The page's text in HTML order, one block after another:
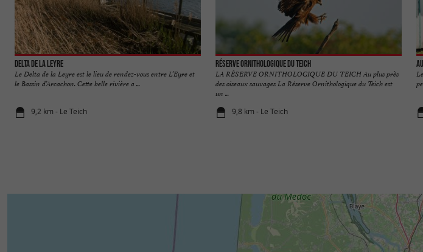
Delta de la Leyre
Le Delta de la Leyre est le lieu de rendez-vous entre L’Eyre et
le Bassin d’Arcachon. Cette belle rivière a ...
9,2 km - Le Teich
Réserve Orni­thologique du Teich
LA RÉSERVE ORNITHOLOGIQUE DU TEICH Au plus près
des oiseaux sauvages La Réserve Ornithologique du Teich est
un ...
9,8 km - Le Teich